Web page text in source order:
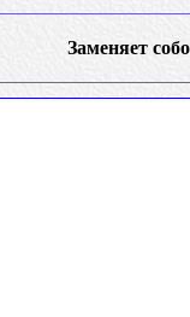
Заменяет